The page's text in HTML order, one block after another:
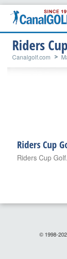
Riders
Canalgolf.com
Riders Cup
Riders Cup
© 1998-